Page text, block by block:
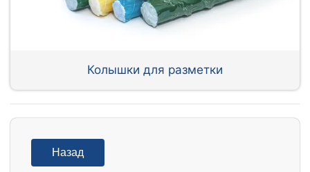
Колышки для разметки
Назад